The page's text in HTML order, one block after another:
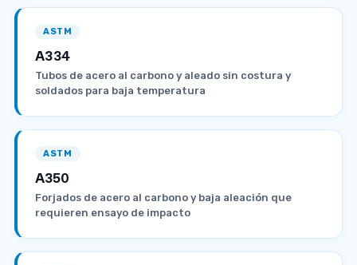
ASTM
A334
Tubos de acero al carbono y aleado sin costura y
soldados para baja temperatura
ASTM
A350
Forjados de acero al carbono y baja aleación que
requieren ensayo de impacto